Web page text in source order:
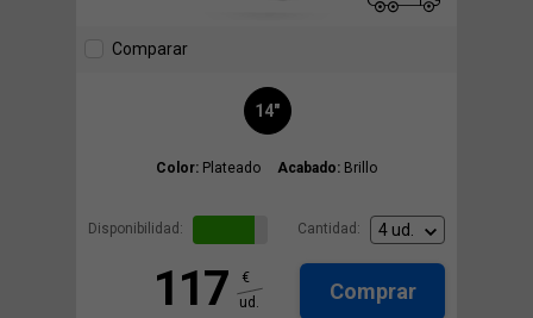
Comparar
14"
Color: Plateado Acabado: Brillo
Disponibilidad: Cantidad:
117
€
ud.
Comprar